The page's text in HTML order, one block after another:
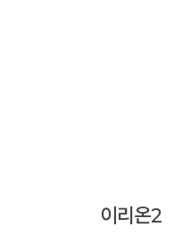
이리온2